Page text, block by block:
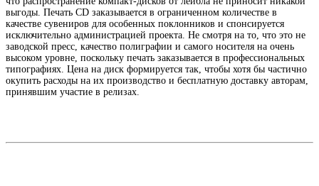
выгоды. Печать CD заказывается в ограниченном количестве в
качестве сувениров для особенных поклонников и спонсируется
исключительно администрацией проекта. Не смотря на то, что это не
заводской пресс, качество полиграфии и самого носителя на очень
высоком уровне, поскольку печать заказывается в профессиональных
типографиях. Цена на диск формируется так, чтобы хотя бы частично
окупить расходы на их производство и бесплатную доставку авторам,
принявшим участие в релизах.